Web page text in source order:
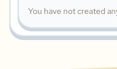
You have not created